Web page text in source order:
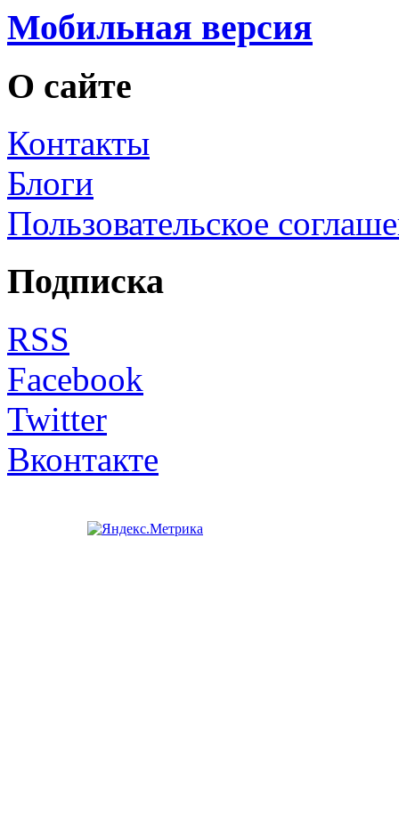
Мобильная версия
О сайте
Контакты
Блоги
Пользовательское
Подписка
RSS
Facebook
Twitter
Вконтакте